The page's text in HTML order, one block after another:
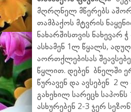
მღრღნელ მწერებს
თამბაქოს მტვრის
ნახარშისთვის ნახევარ
ასხამენ 1ლ წყალს,
აორთქლებისას
წყლით. დებენ ბნელში
წურავენ და ავსებენ 2 ლ
გახეხილ სარეცხ
ასხურებენ 2-3 ჯერ